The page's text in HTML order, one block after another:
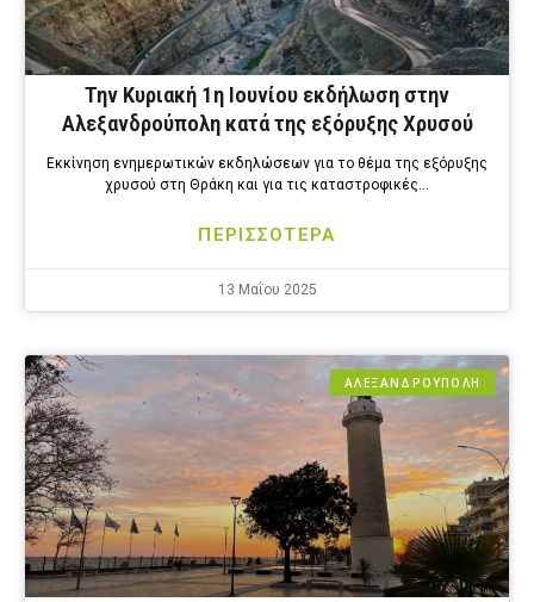
Την Κυριακή 1η Ιουνίου εκδήλωση στην
Αλεξανδρούπολη κατά της εξόρυξης Χρυσού
Εκκίνηση ενημερωτικών εκδηλώσεων για το θέμα της εξόρυξης
χρυσού στη Θράκη και για τις καταστροφικές…
ΠΕΡΙΣΣΟΤΕΡΑ
13 Μαΐου 2025
ΑΛΕΞΑΝΔΡΟΎΠΟΛΗ